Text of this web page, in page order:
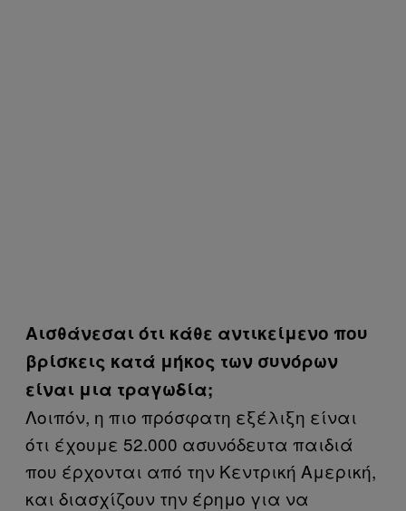
Αισθάνεσαι ότι κάθε αντικείμενο που
βρίσκεις κατά μήκος των συνόρων
είναι μια τραγωδία;
Λοιπόν, η πιο πρόσφατη εξέλιξη είναι
ότι έχουμε 52.000 ασυνόδευτα παιδιά
που έρχονται από την Κεντρική Αμερική,
και διασχίζουν την έρημο για να